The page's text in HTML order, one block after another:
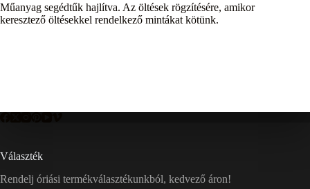
Műanyag segédtűk hajlítva. Az öltések rögzítésére, amikor
keresztező öltésekkel rendelkező mintákat kötünk.
Választék
Rendelj óriási termékválasztékunkból, kedvező áron!